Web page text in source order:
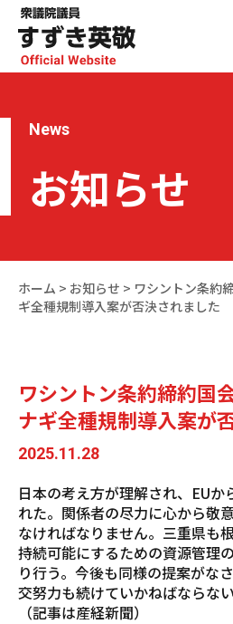
News
お知らせ
ホーム > お知らせ > ワシントン条約
ギ全種規制導入案が否決されました
ワシントン条約締約国
ナギ全種規制導入案が
2025.11.28
日本の考え方が理解され、EUか
れた。関係者の尽力に心から敬
なければなりません。三重県も
持続可能にするための資源管理
り行う。今後も同様の提案がな
交努力も続けていかねばならない
（記事は産経新聞）